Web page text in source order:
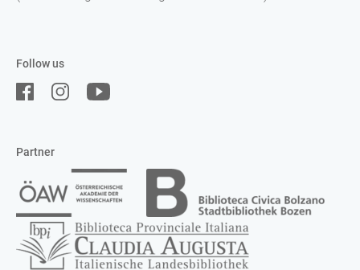
Follow us
Partner